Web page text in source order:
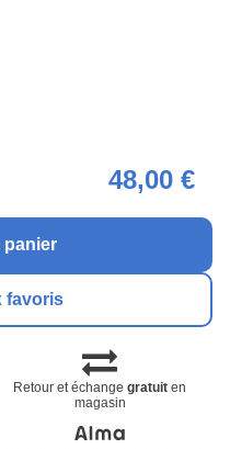
48,00 €
panier
favoris
Retour et échangegratuit en
magasin